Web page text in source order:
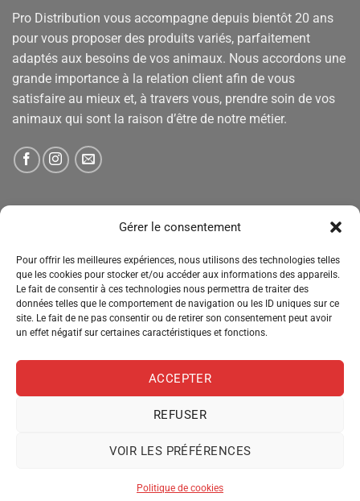
Gérer le consentement
Pour offrir les meilleures expériences, nous utilisons des technologies telles
que les cookies pour stocker et/ou accéder aux informations des appareils.
Le fait de consentir à ces technologies nous permettra de traiter des
données telles que le comportement de navigation ou les ID uniques sur ce
site. Le fait de ne pas consentir ou de retirer son consentement peut avoir
un effet négatif sur certaines caractéristiques et fonctions.
ACCEPTER
REFUSER
VOIR LES PRÉFÉRENCES
Politique de cookies
Pro Distribution vous accompagne depuis bientôt 20 ans
pour vous proposer des produits variés, parfaitement
adaptés aux besoins de vos animaux. Nous accordons une
grande importance à la relation client afin de vous
satisfaire au mieux et, à travers vous, prendre soin de vos
animaux qui sont la raison d’être de notre métier.
Tenez-vous informé des nouveautés, des offres spéciales
et des remises.
MENTIONS LÉGALES
CONDITIONS GÉNÉRALES DE VENTE
POLITIQUE DE CONFIDENTIALITÉ
POLITIQUE DE COOKIES
Copyright 2026 © Pro Distribution